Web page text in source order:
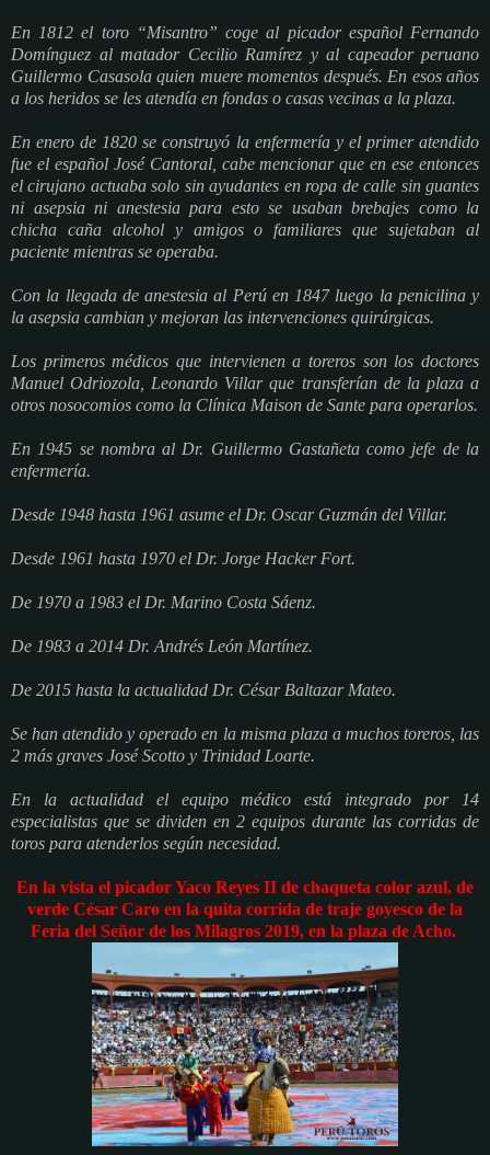
En 1812 el toro “Misantro” coge al picador español Fernando
Domínguez al matador Cecilio Ramírez y al capeador peruano
Guillermo Casasola quien muere momentos después. En esos años
a los heridos se les atendía en fondas o casas vecinas a la plaza.
En enero de 1820 se construyó la enfermería y el primer atendido
fue el español José Cantoral, cabe mencionar que en ese entonces
el cirujano actuaba solo sin ayudantes en ropa de calle sin guantes
ni asepsia ni anestesia para esto se usaban brebajes como la
chicha caña alcohol y amigos o familiares que sujetaban al
paciente mientras se operaba.
Con la llegada de anestesia al Perú en 1847 luego la penicilina y
la asepsia cambian y mejoran las intervenciones quirúrgicas.
Los primeros médicos que intervienen a toreros son los doctores
Manuel Odriozola, Leonardo Villar que transferían de la plaza a
otros nosocomios como la Clínica Maison de Sante para operarlos.
En 1945 se nombra al Dr. Guillermo Gastañeta como jefe de la
enfermería.
Desde 1948 hasta 1961 asume el Dr. Oscar Guzmán del Villar.
Desde 1961 hasta 1970 el Dr. Jorge Hacker Fort.
De 1970 a 1983 el Dr. Marino Costa Sáenz.
De 1983 a 2014 Dr. Andrés León Martínez.
De 2015 hasta la actualidad Dr. César Baltazar Mateo.
Se han atendido y operado en la misma plaza a muchos toreros, las
2 más graves José Scotto y Trinidad Loarte.
En la actualidad el equipo médico está integrado por 14
especialistas que se dividen en 2 equipos durante las corridas de
toros para atenderlos según necesidad.
En la vista el picador Yaco Reyes II de chaqueta color azul, de
verde César Caro en la quita corrida de traje goyesco de la
Feria del Señor de los Milagros 2019, en la plaza de Acho.